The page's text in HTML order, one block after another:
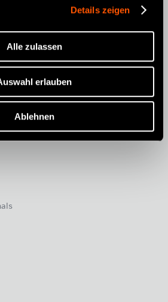
Details zeigen
Alle zulassen
erlauben
Ablehnen